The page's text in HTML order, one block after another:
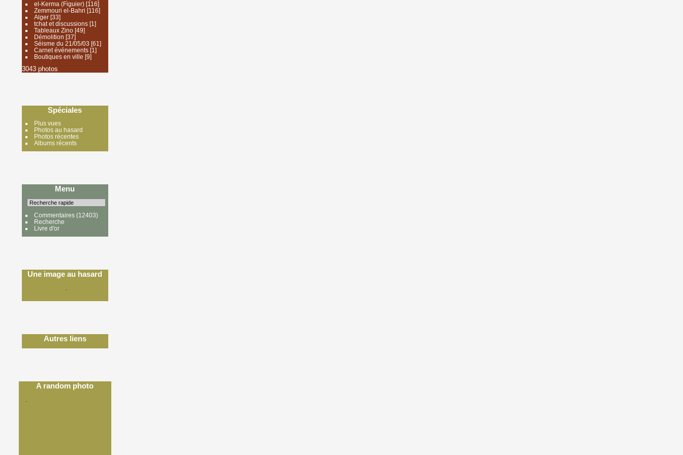
el-Kerma (Figuier)[116]
Zemmouri el-Bahri [116]
Alger[33]
tchat et discussions[1]
Tableaux Zino[49]
Démolition [37]
Séisme du 21/05/03 [61]
Carnet événements[1]
Boutiques en ville [9]
3043 photos
Spéciales
Plus vues
Photos au hasard
Photos récentes
Albums récents
Menu
Commentaires(12403)
Recherche
Livre d'or
Une image au hasard
Autres liens
A random photo